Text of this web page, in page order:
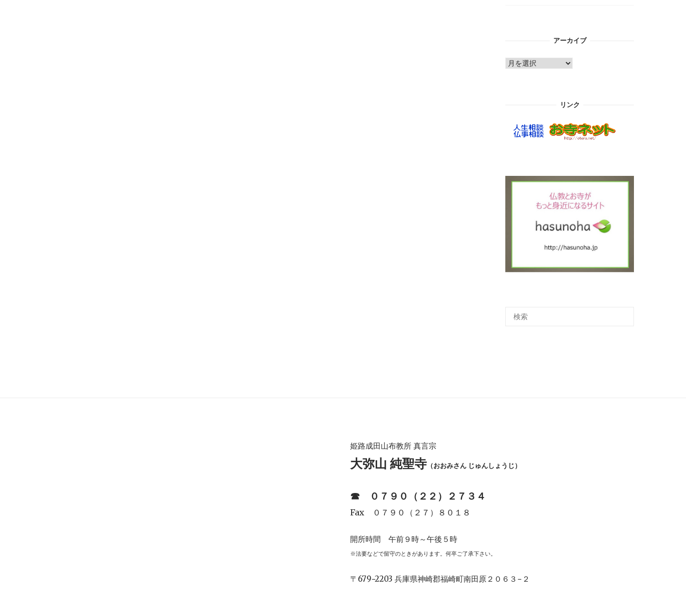
アーカイブ
ア
リンク
姫路成田山布教所 真言宗
大弥山 純聖寺 （おおみさん じゅんしょうじ）
☎︎ ０７９０（２２）２７３４
Fax ０７９０（２７）８０１８
開所時間 午前９時～午後５時
※法要などで留守のときがあります。何卒ご了承下さい。
〒679−2203 兵庫県神崎郡福崎町南田原２０６３−２